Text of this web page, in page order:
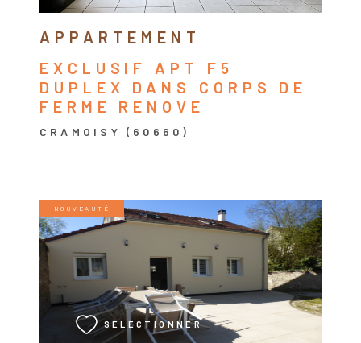
APPARTEMENT
EXCLUSIF APT F5
DUPLEX DANS CORPS DE
FERME RENOVE
CRAMOISY (60660)
NOUVEAUTÉ
SÉLECTIONNER
VOIR LE BIEN